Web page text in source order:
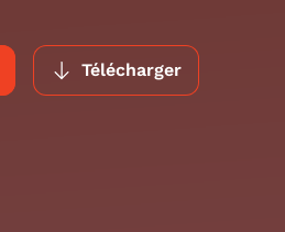
Télécharger